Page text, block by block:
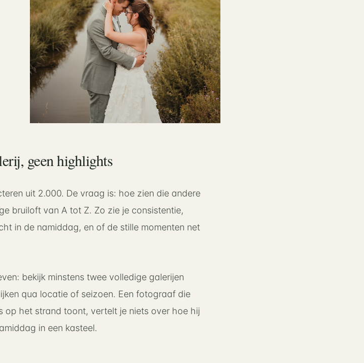
geen highlights
uit 2.000. De vraag is: hoe zien die andere
bruiloft van A tot Z. Zo zie je consistentie,
in de namiddag, en of de stille momenten net
bekijk minstens twee volledige galerijen
qua locatie of seizoen. Een fotograaf die
op het strand toont, vertelt je niets over hoe hij
in een kasteel.